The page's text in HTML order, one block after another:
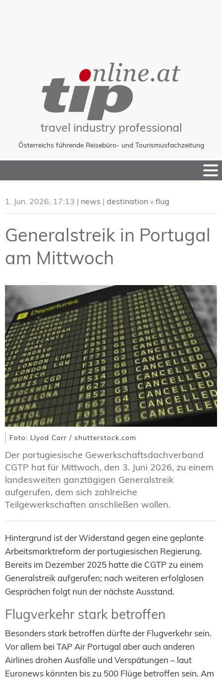
travel industry professional
Österreichs führende Reisebüro- und Tourismusfachzeitung
to
1. Jun. 2026, 17:13 | news | destination » flug
Generalstreik in Portugal
am Mittwoch
Foto: Llyod Carr / shutterstock.com
Der portugiesische Gewerkschaftsdachverband
CGTP hat für Mittwoch, den 3. Juni 2026, zu einem
landesweiten ganztägigen Generalstreik
aufgerufen, dem sich zahlreiche
Teilgewerkschaften anschließen wollen.
Hintergrund ist der Widerstand gegen eine geplante
Arbeitsmarktreform der portugiesischen Regierung.
Bereits im Dezember 2025 hatte die CGTP zu einem
Generalstreik aufgerufen; nach weiteren erfolglosen
Gesprächen folgt nun der nächste Ausstand.
Flugverkehr stark betroffen
Besonders stark betroffen dürfte der Flugverkehr sein.
Vor allem bei TAP Air Portugal aber auch anderen
Airlines drohen Ausfälle und Verspätungen – laut
Euronews könnten bis zu 500 Flüge betroffen sein. Am